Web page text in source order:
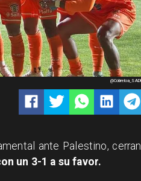
ante Palestino,
un 3-1 a su favor.